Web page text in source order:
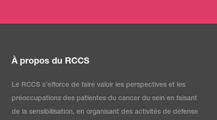
À propos du RCCS
Le RCCS s’efforce de faire valoir les perspectives et les
préoccupations des patientes du cancer du sein en faisant
de la sensibilisation, en organisant des activités de défense